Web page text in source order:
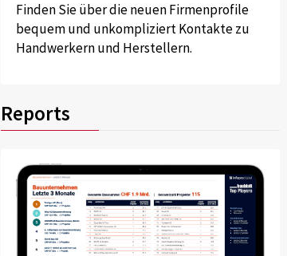
Finden Sie über die neuen Firmenprofile
bequem und unkompliziert Kontakte zu
Handwerkern und Herstellern.
Reports